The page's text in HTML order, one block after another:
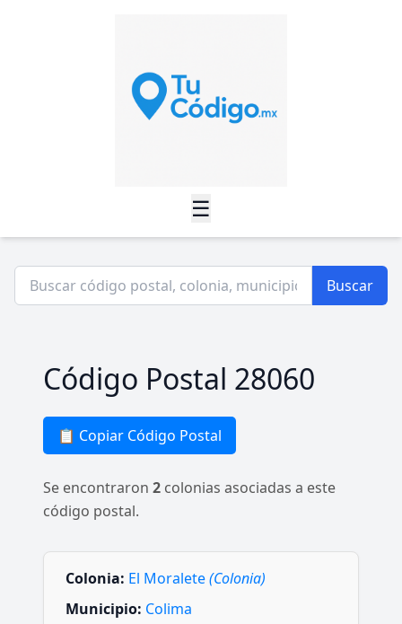
☰
Buscar
Código Postal 28060
📋 Copiar Código Postal
Se encontraron 2 colonias asociadas a este
código postal.
Colonia: El Moralete(Colonia)
Municipio: Colima